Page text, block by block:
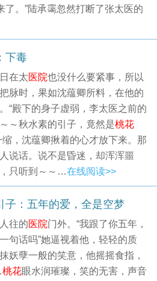
。”陆承霭忽然打断了张太医的
下毒
在太医院也没什么要紧事，所以
脉时，果如沈蕴卿所料，在他的
“殿下的身子虚弱，李太医之前的
～秋水素的引子，竟然是桃花
，沈蕴卿揪着的心才放下来。那
说话。说不是昏迷，却浑浑噩
只听到～～…在线阅读>>
子：五年的爱，全是空梦
往的医院门外。“我跟了你五年，
句话吗”她逼视着他，轻轻的质
妖孽一般的笑意，他摇摇食指，
桃花眼水润璀璨，笑的无害，声音